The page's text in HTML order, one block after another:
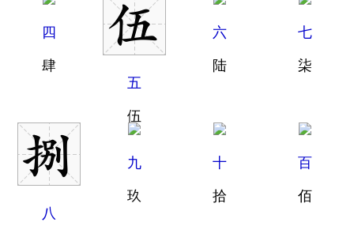
四
肆
五
伍
六
陆
七
柒
八
九
玖
十
拾
百
佰